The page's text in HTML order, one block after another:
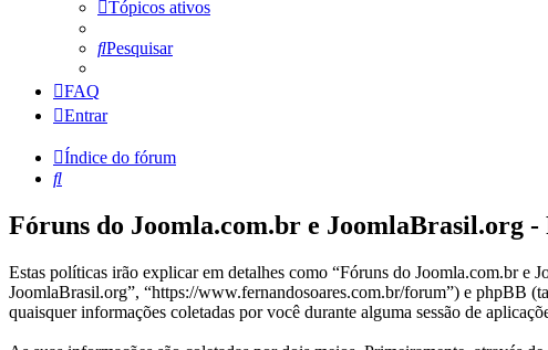
Tópicos ativos
Pesquisar
FAQ
Entrar
Índice do fórum
Pesquisar
Fóruns do Joomla.com.br e JoomlaBrasil.org
Estas políticas irão explicar em detalhes como “Fóruns do Joomla.com.br e
JoomlaBrasil.org”, “https://www.fernandosoares.com.br/forum”) e phpBB
quaisquer informações coletadas por você durante alguma sessão de